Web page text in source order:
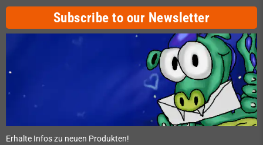
Subscribe to our Newsletter
Erhalte Infos zu neuen Produkten!